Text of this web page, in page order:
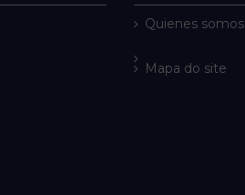
Quienes somos
Mapa do site